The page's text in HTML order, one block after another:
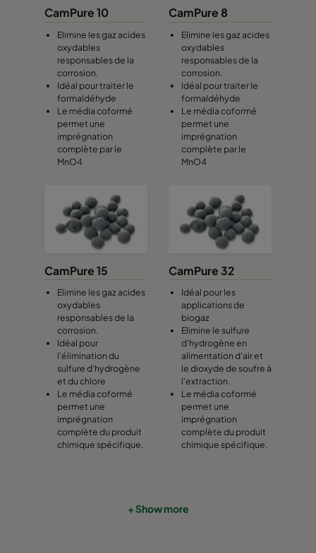
CamPure 10
Elimine les gaz acides
oxydables
responsables de la
corrosion.
Idéal pour traiter le
formaldéhyde
Le média coformé
permet une
imprégnation
complète par le
MnO4
CamPure 8
Elimine les gaz acides
oxydables
responsables de la
corrosion.
Idéal pour traiter le
formaldéhyde
Le média coformé
permet une
imprégnation
complète par le
MnO4
CamPure 15
Elimine les gaz acides
oxydables
responsables de la
corrosion.
Idéal pour
l'élimination du
sulfure d'hydrogène
et du chlore
Le média coformé
permet une
imprégnation
complète du produit
chimique spécifique.
CamPure 32
Idéal pour les
applications de
biogaz
Elimine le sulfure
d'hydrogène en
alimentation d'air et
le dioxyde de soufre à
l'extraction.
Le média coformé
permet une
imprégnation
complète du produit
chimique spécifique.
+ Show more